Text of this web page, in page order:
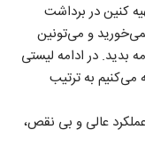
کنین در برداشت
و می‌تونین
بدید. در ادامه لیستی
می‌کنیم به ترتیب
عملکرد عالی و بی نقص،